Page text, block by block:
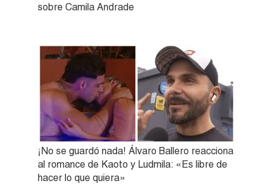
sobre Camila Andrade
¡No se guardó nada! Álvaro Ballero reacciona
al romance de Kaoto y Ludmila: «Es libre de
hacer lo que quiera»